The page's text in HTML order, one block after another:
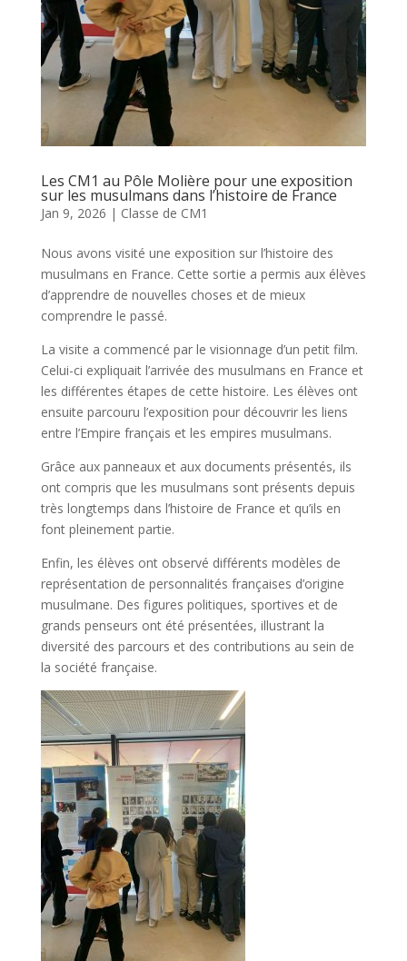
Les CM1 au Pôle Molière pour une exposition
sur les musulmans dans l’histoire de France
Jan 9, 2026 | Classe de CM1
Nous avons visité une exposition sur l’histoire des
musulmans en France. Cette sortie a permis aux élèves
d’apprendre de nouvelles choses et de mieux
comprendre le passé.
La visite a commencé par le visionnage d’un petit film.
Celui-ci expliquait l’arrivée des musulmans en France et
les différentes étapes de cette histoire. Les élèves ont
ensuite parcouru l’exposition pour découvrir les liens
entre l’Empire français et les empires musulmans.
Grâce aux panneaux et aux documents présentés, ils
ont compris que les musulmans sont présents depuis
très longtemps dans l’histoire de France et qu’ils en
font pleinement partie.
Enfin, les élèves ont observé différents modèles de
représentation de personnalités françaises d’origine
musulmane. Des figures politiques, sportives et de
grands penseurs ont été présentées, illustrant la
diversité des parcours et des contributions au sein de
la société française.